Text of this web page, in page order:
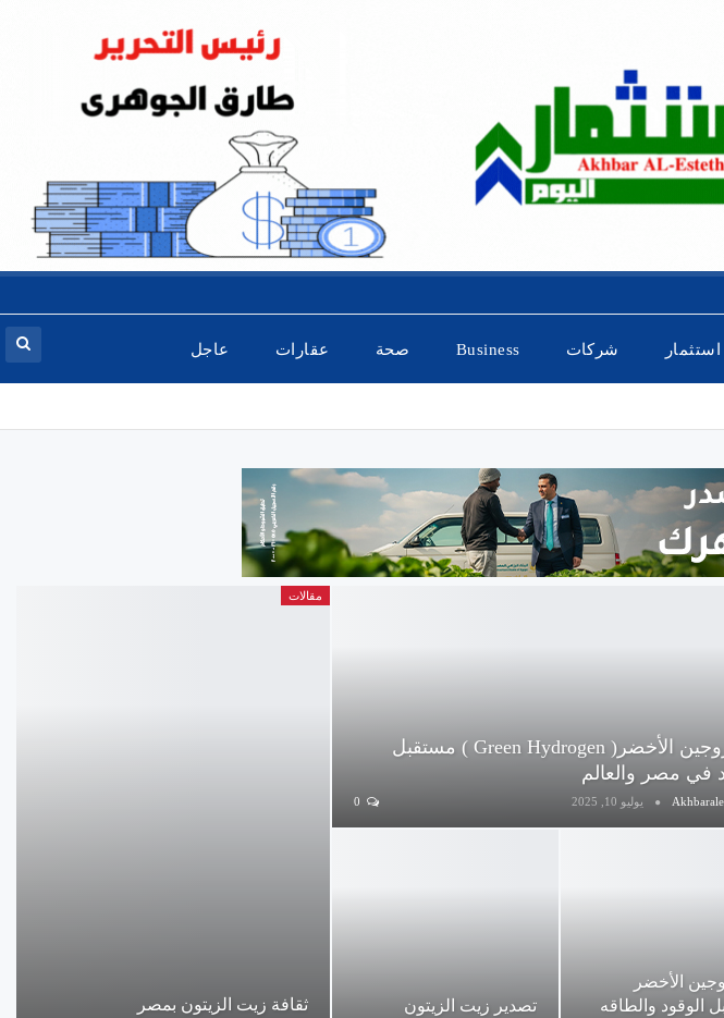
استثمار شركات Business صحة عقارات عاجل
الهيدروجين الأخضر( Green Hydrogen ) مستقبل
في مصر والعالم
يوليو 10, 2025
الأخضر
الوقود والطاقه
تصدير زيت الزيتون
مقالات
ثقافة زيت الزيتون بمصر